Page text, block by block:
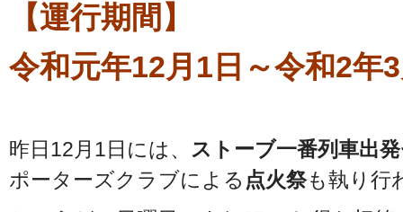
【運行期間】
令和元年12月1日～令和2年
昨日12月1日には、 ストーブ一番列車出
ポーターズクラブによる 点火祭も執り行